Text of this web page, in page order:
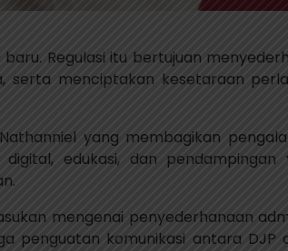
Regulasi itu bertujuan
serta menciptakan kesetaraan
yang membagikan
edukasi, dan pendampingan
mengenai penyederhanaan
penguatan komunikasi antara DJP